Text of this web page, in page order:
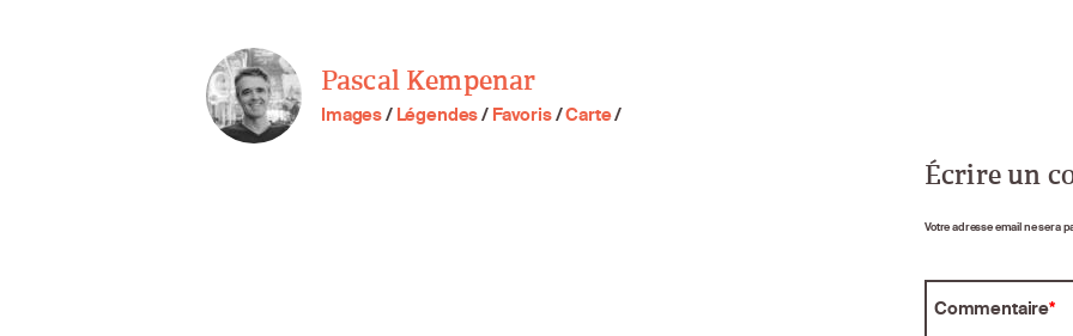
Pascal Kempenar
Images/ Légendes/ Favoris/Carte/
Écrire un
Votre adresse email ne sera
Commentaire*